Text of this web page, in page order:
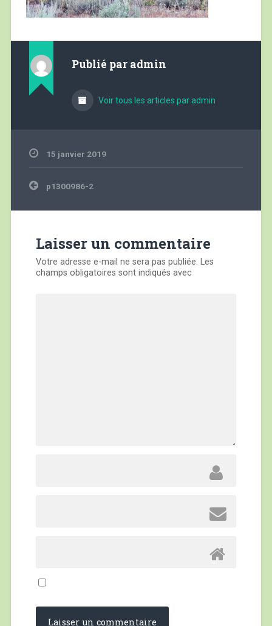
Publié par admin
Voir tous les articles par admin
15 janvier 2019
Navigation
de
p1300986-2
Laisser un commentaire
Votre adresse e-mail ne sera pas publiée. Les
champs obligatoires sont indiqués avec